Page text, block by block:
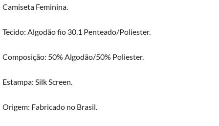
Camiseta Feminina.
Tecido: Algodão fio 30.1 Penteado/Poliester.
Composição: 50% Algodão/50% Poliester.
Estampa: Silk Screen.
Origem: Fabricado no Brasil.